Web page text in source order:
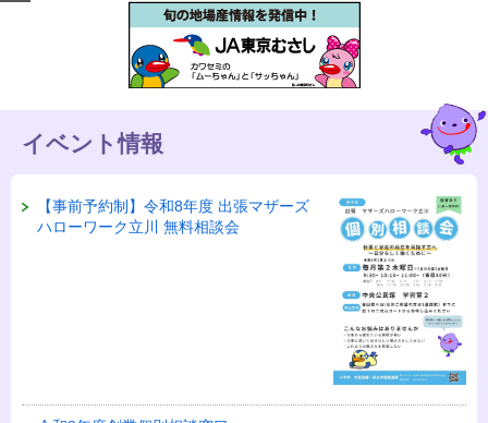
イベント情報
【事前予約制】令和8年度 出張マザーズ
ハローワーク立川 無料相談会